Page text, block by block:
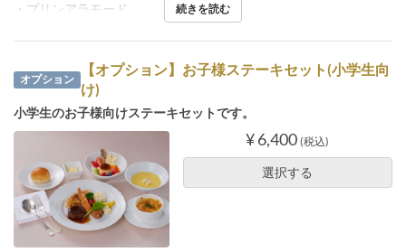
・プリンアラモード
続きを読む
オプション
【オプション】お子様ステーキセット(小学生向
け)
小学生のお子様向けステーキセットです。
¥ 6,400 (税込)
選択する